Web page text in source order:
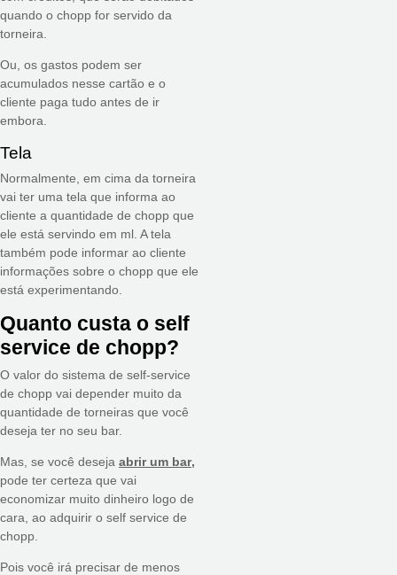
quando o chopp for servido da
torneira.
Ou, os gastos podem ser
acumulados nesse cartão e o
cliente paga tudo antes de ir
embora.
Tela
Normalmente, em cima da torneira
vai ter uma tela que informa ao
cliente a quantidade de chopp que
ele está servindo em ml. A tela
também pode informar ao cliente
informações sobre o chopp que ele
está experimentando.
Quanto custa o self
service de chopp?
O valor do sistema de self-service
de chopp vai depender muito da
quantidade de torneiras que você
deseja ter no seu bar.
Mas, se você deseja abrir um bar,
pode ter certeza que vai
economizar muito dinheiro logo de
cara, ao adquirir o self service de
chopp.
Pois você irá precisar de menos